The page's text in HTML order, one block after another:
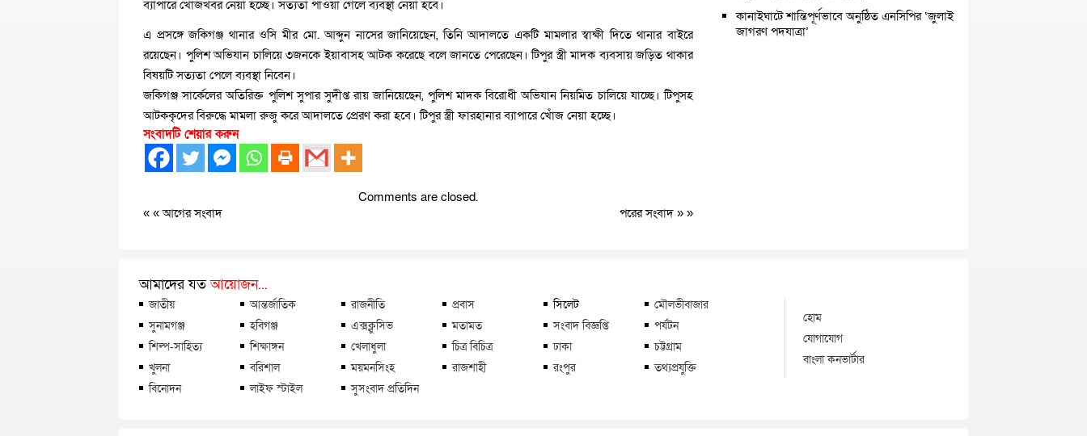
ব্যাপারে খোঁজখবর নেয়া হচ্ছে। সত্যতা পাওয়া গেলে ব্যবস্থা নেয়া হবে।
এ প্রসঙ্গে জকিগঞ্জ থানার ওসি মীর মো. আব্দুন নাসের জানিয়েছেন, তিনি আদালতে একটি মামলার স্বাক্ষী দিতে থানার বাইরে
রয়েছেন। পুলিশ অভিযান চালিয়ে ৩জনকে ইয়াবাসহ আটক করেছে বলে জানতে পেরেছেন। টিপুর স্ত্রী মাদক ব্যবসায় জড়িত থাকার
বিষয়টি সত্যতা পেলে ব্যবস্থা নিবেন।
জকিগঞ্জ সার্কেলের অতিরিক্ত পুলিশ সুপার সুদীপ্ত রায় জানিয়েছেন, পুলিশ মাদক বিরোধী অভিযান নিয়মিত চালিয়ে যাচ্ছে। টিপুসহ
আটককৃদের বিরুদ্ধে মামলা রুজু করে আদালতে প্রেরণ করা হবে। টিপুর স্ত্রী ফারহানার ব্যাপারে খোঁজ নেয়া হচ্ছে।
সংবাদটি শেয়ার করুন
Comments are closed.
« «আগের সংবাদ পরের সংবাদ » »
কানাইঘাটে শান্তিপূর্ণভাবে অনুষ্ঠিত এনসিপির ‘জুলাই
জাগরণ পদযাত্রা’
আমাদের যতআয়োজন...
জাতীয় আন্তর্জাতিক রাজনীতি প্রবাস সিলেট
মৌলভীবাজার
সুনামগঞ্জ
হবিগঞ্জ এক্সক্লুসিভ মতামত সংবাদ বিজ্ঞপ্তি
পর্যটন
শিল্প-সাহিত্য
শিক্ষাঙ্গন খেলাধুলা চিত্র বিচিত্র ঢাকা
চট্টগ্রাম
খুলনা
বরিশাল ময়মনসিংহ রাজশাহী রংপুর
তথ্যপ্রযুক্তি
বিনোদন
লাইফ স্টাইল সুসংবাদ প্রতিদিন
হোম
যোগাযোগ
বাংলা কনভার্টার